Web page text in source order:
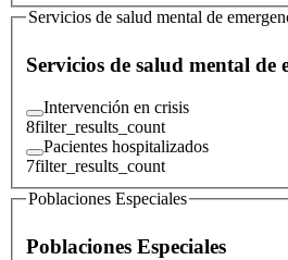
Servicios de salud mental de
Servicios de salud mental de
Intervención en crisis
8filter_results_count
Pacientes hospitalizados
7filter_results_count
Poblaciones Especiales
Poblaciones Especiales